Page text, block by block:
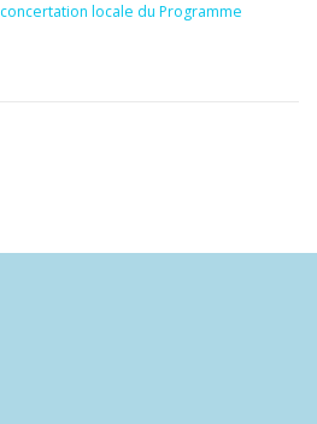
concertation locale du Programme